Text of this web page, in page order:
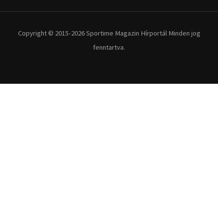
Copyright © 2015-2026 Sportime Magazin Hírportál Minden jog
fenntartva.